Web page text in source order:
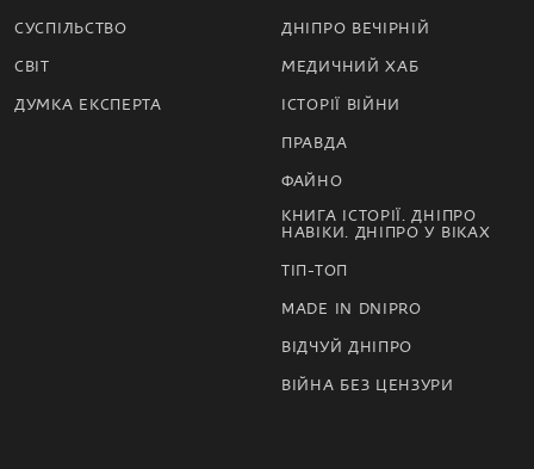
СУСПІЛЬСТВО
СВІТ
ДУМКА ЕКСПЕРТА
ДНІПРО ВЕЧІРНІЙ
МЕДИЧНИЙ ХАБ
ІСТОРІЇ ВІЙНИ
ПРАВДА
ФАЙНО
КНИГА ІСТОРІЇ. ДНІПРО
НАВІКИ. ДНІПРО У ВІКАХ
ТІП-ТОП
MADE IN DNIPRO
ВІДЧУЙ ДНІПРО
ВІЙНА БЕЗ ЦЕНЗУРИ